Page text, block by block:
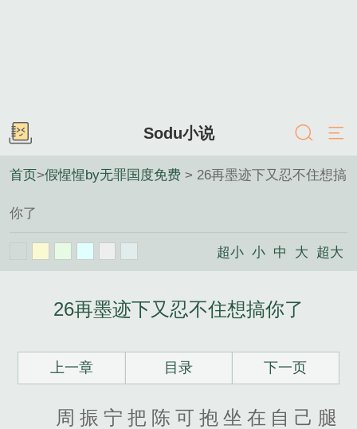
Sodu小说
首页>假惺惺by无罪国度免费 > 26再墨迹下又忍不住想搞
你了
超小 小 中 大 超大
26再墨迹下又忍不住想搞你了
上一章 目录 下一页
周振宁把陈可抱坐在自己腿